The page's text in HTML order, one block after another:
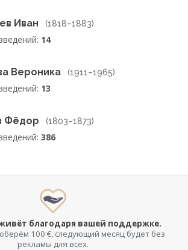
Иван (1818–1883)
14
Вероника (1911–1965)
13
Фёдор (1803–1873)
386
благодаря вашей поддержке.
100 €, следующий месяц будет без
рекламы для всех.